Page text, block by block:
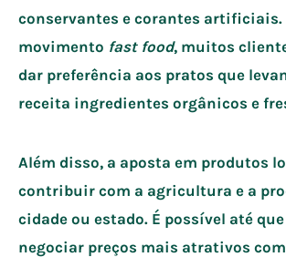
conservantes e corantes artificiais.
movimento fast food, muitos
dar preferência aos pratos que
receita ingredientes orgânicos e
Além disso, a aposta em produtos
contribuir com a agricultura e a
cidade ou estado. É possível até
negociar preços mais atrativos